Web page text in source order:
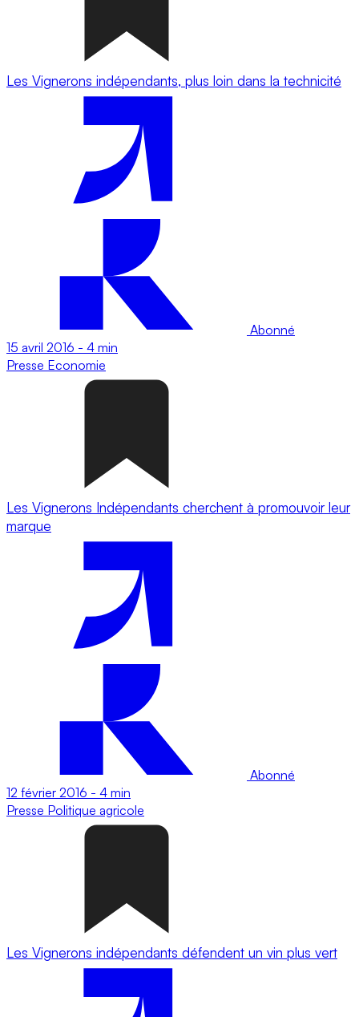
Les Vignerons indépendants, plus loin dans la technicité
Abonné
15 avril 2016 - 4 min
Presse Economie
Les Vignerons Indépendants cherchent à promouvoir leur
marque
Abonné
12 février 2016 - 4 min
Presse Politique agricole
Les Vignerons indépendants défendent un vin plus vert